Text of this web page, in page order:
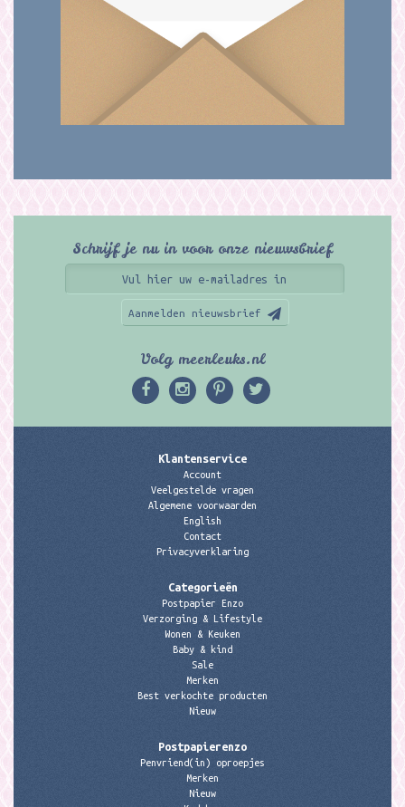
Schrijf je nu in voor onze nieuwsbrief
Aanmelden nieuwsbrief
Volg meerleuks.nl
Klantenservice
Account
Veelgestelde vragen
Algemene voorwaarden
English
Contact
Privacyverklaring
Categorieën
Postpapier Enzo
Verzorging & Lifestyle
Wonen & Keuken
Baby & kind
Sale
Merken
Best verkochte producten
Nieuw
Postpapierenzo
Penvriend(in) oproepjes
Merken
Nieuw